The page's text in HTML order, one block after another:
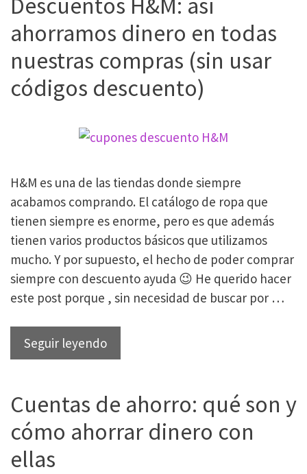
descuento?
(Nuestra
opinión)
ahorramos dinero en todas
nuestras compras (sin usar
códigos descuento)
H&M es una de las tiendas donde siempre
acabamos comprando. El catálogo de ropa que
tienen siempre es enorme, pero es que además
tienen varios productos básicos que utilizamos
mucho. Y por supuesto, el hecho de poder comprar
siempre con descuento ayuda 😉 He querido hacer
este post porque , sin necesidad de buscar por …
Seguir leyendoDescuentos
H&M:
ahorramos
en
Cuentas de ahorro: qué son y
cómo ahorrar dinero con
ellas